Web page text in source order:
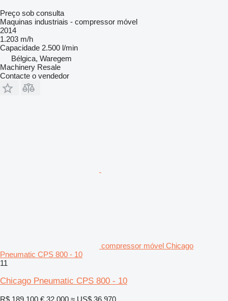
Preço sob consulta
Maquinas industriais - compressor móvel
2014
1.203 m/h
Capacidade 2.500 l/min
Bélgica, Waregem
Machinery Resale
Contacte o vendedor
compressor móvel Chicago
Pneumatic CPS 800 - 10
11
Chicago Pneumatic CPS 800 - 10
R$ 189.100 € 32.000 ≈ US$ 36.970